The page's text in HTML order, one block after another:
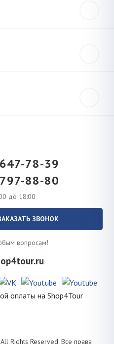
78-39
88-80
до 18:00
ЗВОНОК
вопросам!
Rights Reserved. Все права